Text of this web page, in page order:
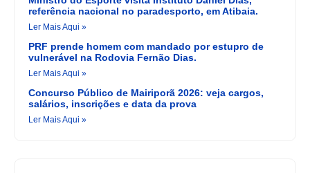
referência nacional no paradesporto, em Atibaia.
Ler Mais Aqui »
PRF prende homem com mandado por estupro de
vulnerável na Rodovia Fernão Dias.
Ler Mais Aqui »
Concurso Público de Mairiporã 2026: veja cargos,
salários, inscrições e data da prova
Ler Mais Aqui »